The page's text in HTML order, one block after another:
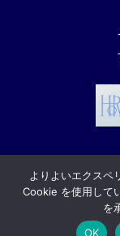
よりよいエクスペ
Cookie を使用して
を
OK